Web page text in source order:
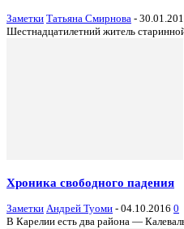
Заметки Татьяна Смирнова -
Шестнадцатилетний житель
Хроника свободного падения
Заметки Андрей Туоми - 04.10.2016 0
В Карелии есть два района —